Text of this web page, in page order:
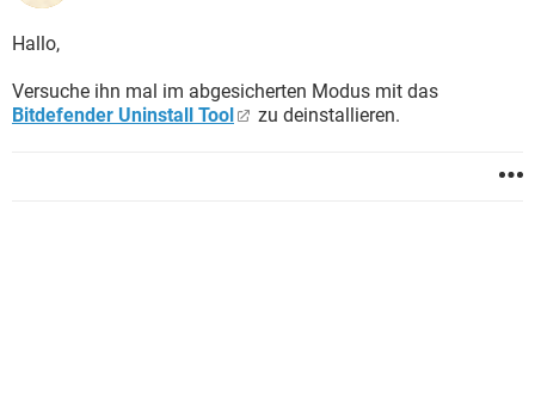
Hallo,
Versuche ihn mal im abgesicherten Modus mit das
Bitdefender Uninstall Tool
zu deinstallieren.